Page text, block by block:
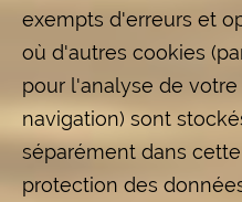
exempts d'erreurs et
où d'autres cookies
pour l'analyse de
navigation) sont
séparément dans
protection des